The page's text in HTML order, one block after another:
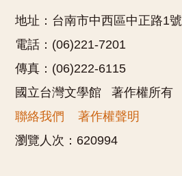
地址：台南市中西區中正路1號
電話：(06)221-7201
傳真：(06)222-6115
國立台灣文學館 著作權所有
聯絡我們
著作權聲明
瀏覽人次： 620994